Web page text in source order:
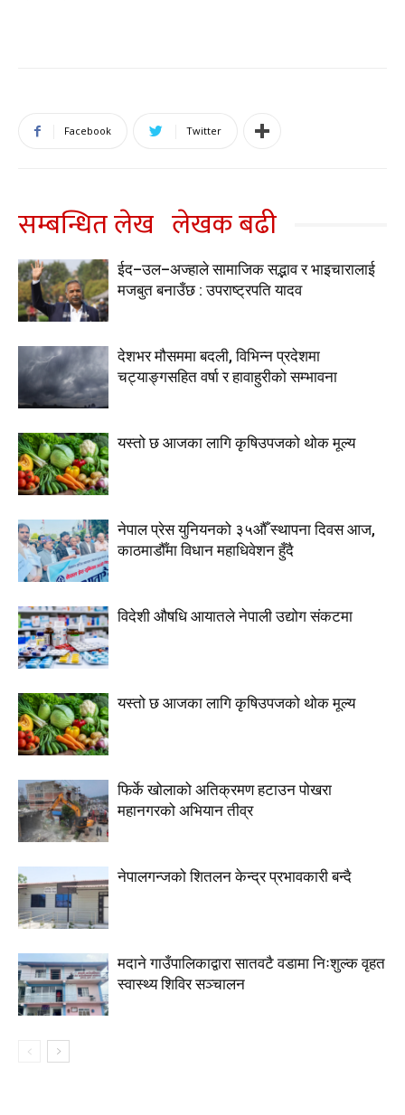
Facebook Twitter
सम्बन्धित लेख लेखक बढी
ईद–उल–अज्हाले सामाजिक सद्भाव र भाइचारालाई
मजबुत बनाउँछ : उपराष्ट्रपति यादव
देशभर मौसममा बदली, विभिन्न प्रदेशमा
चट्याङ्गसहित वर्षा र हावाहुरीको सम्भावना
यस्तो छ आजका लागि कृषिउपजको थोक मूल्य
नेपाल प्रेस युनियनको ३५औँ स्थापना दिवस आज,
काठमाडौँमा विधान महाधिवेशन हुँदै
विदेशी औषधि आयातले नेपाली उद्योग संकटमा
यस्तो छ आजका लागि कृषिउपजको थोक मूल्य
फिर्के खोलाको अतिक्रमण हटाउन पोखरा
महानगरको अभियान तीव्र
नेपालगन्जको शितलन केन्द्र प्रभावकारी बन्दै
मदाने गाउँपालिकाद्वारा सातवटै वडामा निःशुल्क वृहत
स्वास्थ्य शिविर सञ्चालन